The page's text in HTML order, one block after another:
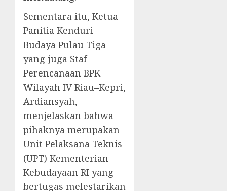
Sementara itu, Ketua
Panitia Kenduri
Budaya Pulau Tiga
yang juga Staf
Perencanaan BPK
Wilayah IV Riau–Kepri,
Ardiansyah,
menjelaskan bahwa
pihaknya merupakan
Unit Pelaksana Teknis
(UPT) Kementerian
Kebudayaan RI yang
bertugas melestarikan